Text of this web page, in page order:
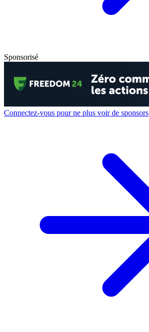
Sponsorisé
Connectez-vous pour ne plus voir de sponsors